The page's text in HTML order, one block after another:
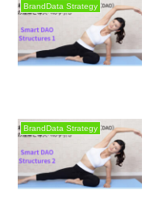
BrandData Strategy
BrandData Strategy